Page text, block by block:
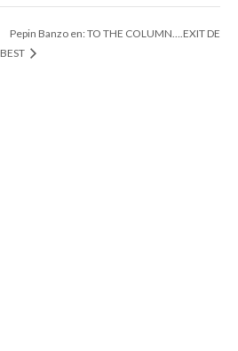
Pepin Banzo en: TO THE COLUMN….EXIT DE
BEST